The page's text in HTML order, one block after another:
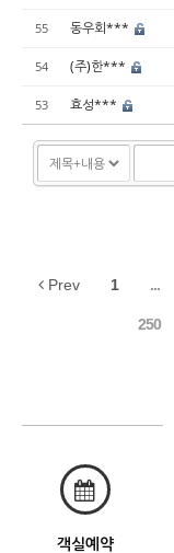
55 동우회***
54 (주)한***
53 효성***
Prev 1 ...
250
객실예약